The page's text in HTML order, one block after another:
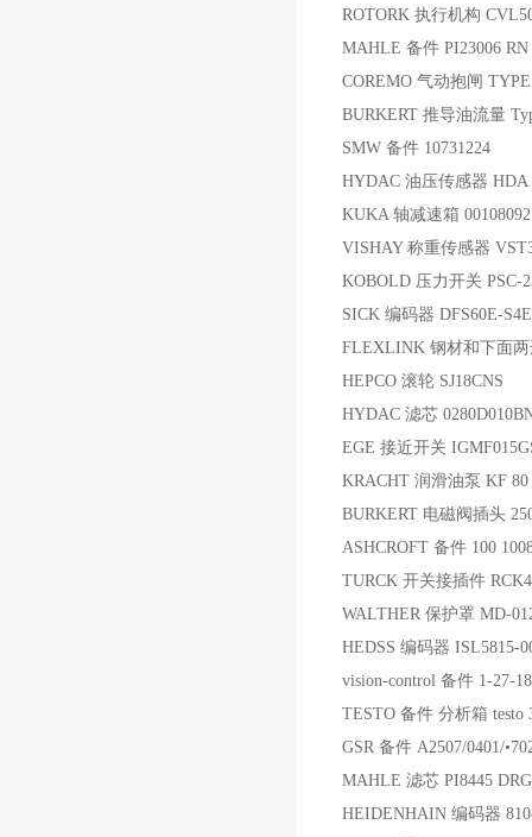
ROTORK 执行机构
MAHLE 备件 PI23006 RN
COREMO 气动抱闸
BURKERT 推导油流量
SMW 备件 10731224
HYDAC 油压传感器 HDA
KUKA 轴减速箱 00108092
VISHAY 称重传感器
KOBOLD 压力开关 PSC-
SICK 编码器 DFS60E-
FLEXLINK 钢材和下面两
HEPCO 滚轮 SJ18CNS
HYDAC 滤芯
EGE 接近开关
KRACHT 润滑油泵 KF 80
BURKERT 电磁阀插头
ASHCROFT 备件 100
TURCK 开关接插件
WALTHER 保护罩 MD-
HEDSS 编码器 ISL5815-
vision-control 备件 1-27-
TESTO 备件 分析箱 testo
GSR 备件 A2507/0401/
MAHLE 滤芯 PI8445
HEIDENHAIN 编码器